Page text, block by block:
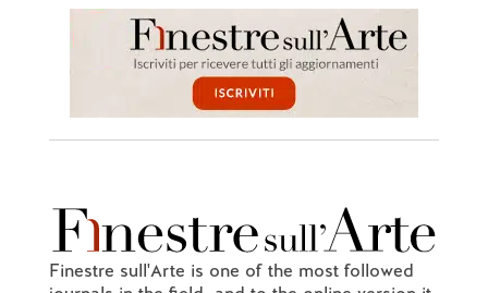
Finestre sull'Arte is one of the most followed